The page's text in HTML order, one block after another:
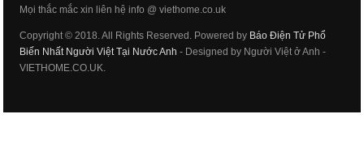
Mọi thắc mắc xin liên hệ info @ viethome.co.uk
Copyright © 2018. All Rights Reserved. Powered by Báo Điện Tử Phổ
Biến Nhất Người Việt Tại Nước Anh - Designed by Người Việt ở Anh -
VIETHOME.CO.UK.